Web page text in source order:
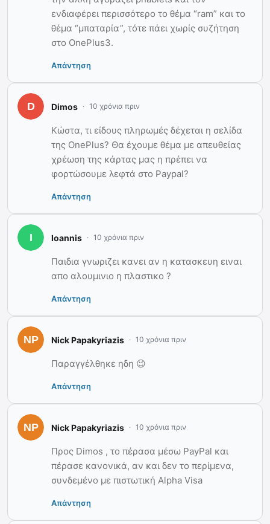
ενδιαφέρει περισσότερο το θέμα “ram” και το
θέμα “μπαταρία”, τότε πάει χωρίς συζήτηση
στο ΟnePlus3.
Απάντηση
Dimos 10 χρόνια πριν
Κώστα, τι είδους πληρωμές δέχεται η σελίδα
της OnePlus? Θα έχουμε θέμα με απευθείας
χρέωση της κάρτας μας η πρέπει να
φορτώσουμε λεφτά στο Paypal?
Απάντηση
Ioannis 10 χρόνια πριν
Παιδια γνωριζει κανει αν η κατασκευη ειναι
απο αλουμινιο η πλαστικο ?
Απάντηση
Nick Papakyriazis 10 χρόνια πριν
Παραγγέλθηκε ηδη 😉
Απάντηση
Nick Papakyriazis 10 χρόνια πριν
Προς Dimos , το πέρασα μέσω PayPal και
πέρασε κανονικά, αν και δεν το περίμενα,
συνδεμένο με πιστωτική Alpha Visa
Απάντηση